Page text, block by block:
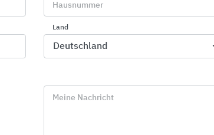
Hausnummer
Land
Meine Nachricht